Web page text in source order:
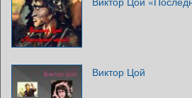
Виктор Цой